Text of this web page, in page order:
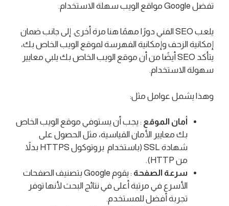
تفضل Google مواقع الويب سهلة الاستخدام.
يلعب SEO الفني دورًا مهمًا هنا مرة أخرى. إلى جانب ضمان
إمكانية الزحف وإمكانية الفهرسة لموقع الويب الخاص بك،
يتأكد SEO أيضًا من أن موقع الويب الخاص بك يلبي معايير
سهولة الاستخدام.
وهذا يشمل عوامل مثل:
أمان الموقع : يجب أن يستوفي موقع الويب الخاص
بك معايير الأمان القياسية، مثل الحصول على
شهادة SSL (باستخدام بروتوكول HTTPS بدلاً
من HTTP).
سرعة الصفحة
: يقوم Google بتصنيف الصفحات
الأسرع في مرتبة أعلى في نتائج البحث لأنها توفر
تجربة أفضل للمستخدم.